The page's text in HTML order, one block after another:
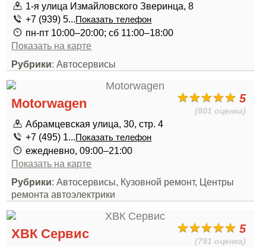
1-я улица Измайловского Зверинца, 8
+7 (939) 5...Показать телефон
пн-пт 10:00–20:00; сб 11:00–18:00
Показать на карте
Рубрики: Автосервисы
5
(801 оценка)
Motorwagen
Абрамцевская улица, 30, стр. 4
+7 (495) 1...Показать телефон
ежедневно, 09:00–21:00
Показать на карте
Рубрики: Автосервисы, Кузовной ремонт, Центры
ремонта автоэлектрики
5
(791 оценка)
ХВК Сервис